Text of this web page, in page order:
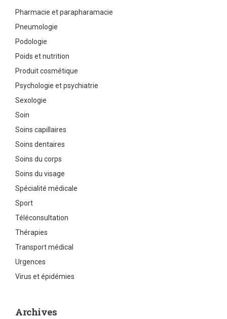
Pharmacie et parapharamacie
Pneumologie
Podologie
Poids et nutrition
Produit cosmétique
Psychologie et psychiatrie
Sexologie
Soin
Soins capillaires
Soins dentaires
Soins du corps
Soins du visage
Spécialité médicale
Sport
Téléconsultation
Thérapies
Transport médical
Urgences
Virus et épidémies
Archives